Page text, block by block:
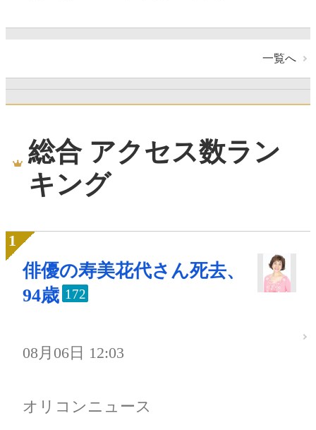
一覧へ
総合 アクセス数ラン
キング
俳優の寿美花代さん死去、
94歳 172
08月06日 12:03
オリコンニュース